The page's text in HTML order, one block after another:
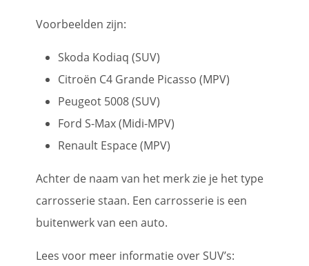
Voorbeelden zijn:
Skoda Kodiaq (SUV)
Citroën C4 Grande Picasso (MPV)
Peugeot 5008 (SUV)
Ford S-Max (Midi-MPV)
Renault Espace (MPV)
Achter de naam van het merk zie je het type
carrosserie staan. Een carrosserie is een
buitenwerk van een auto.
Lees voor meer informatie over SUV’s: